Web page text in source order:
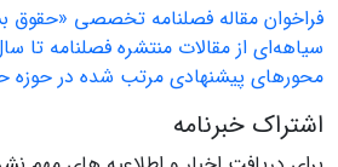
فراخوان مقاله فصلنامه تخصصی «حقوق
سیاهه‌ای از مقالات منتشره فصلنامه تا سال
محورهای پیشنهادی مرتب شده در حوزه
اشتراک خبرنامه